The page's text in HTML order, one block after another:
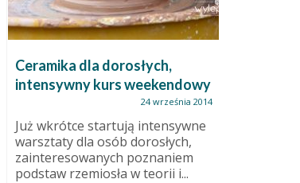
Ceramika dla dorosłych,
intensywny kurs weekendowy
24 września 2014
Już wkrótce startują intensywne
warsztaty dla osób dorosłych,
zainteresowanych poznaniem
podstaw rzemiosła w teorii i...